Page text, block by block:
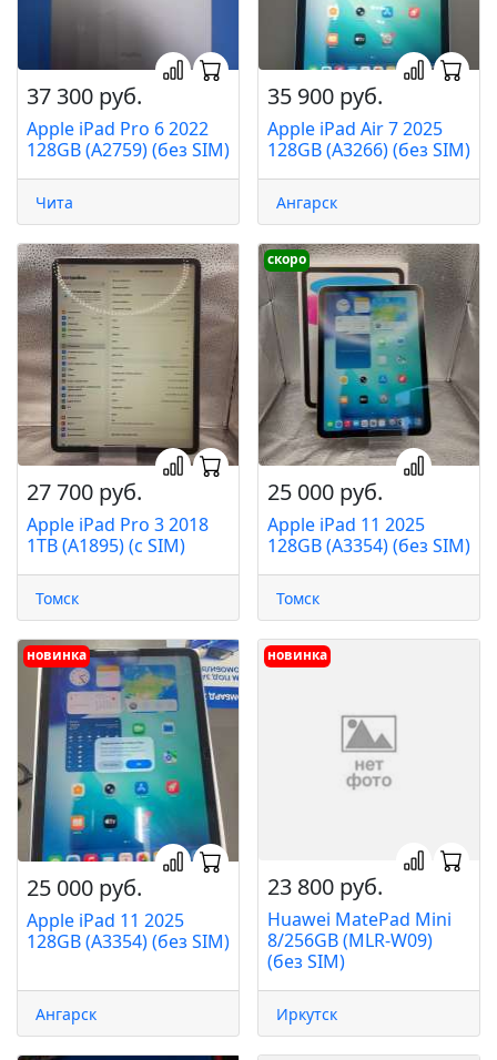
37 300 руб.
Apple iPad Pro 6 2022
128GB (A2759) (без SIM)
Чита
35 900 руб.
Apple iPad Air 7 2025
128GB (A3266) (без SIM)
Ангарск
27 700 руб.
Apple iPad Pro 3 2018
1TB (A1895) (c SIM)
Томск
скоро
25 000 руб.
Apple iPad 11 2025
128GB (A3354) (без SIM)
Томск
новинка
25 000 руб.
Apple iPad 11 2025
128GB (A3354) (без SIM)
Ангарск
новинка
23 800 руб.
Huawei MatePad Mini
8/256GB (MLR-W09)
(без SIM)
Иркутск